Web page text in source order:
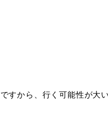
すから、行く可能性が大